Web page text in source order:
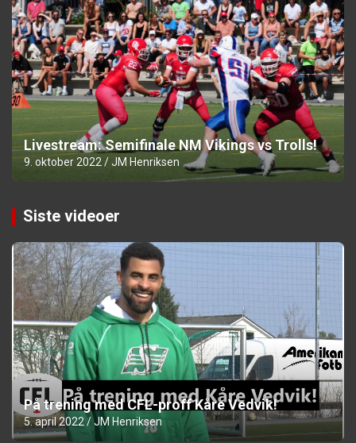
Livestream: Semifinale NM Vikings vs Trolls!
9. oktober 2022 JM Henriksen
Siste videoer
På trening med CFL-proff Kåre Vedvik!
5. april 2022 JM Henriksen